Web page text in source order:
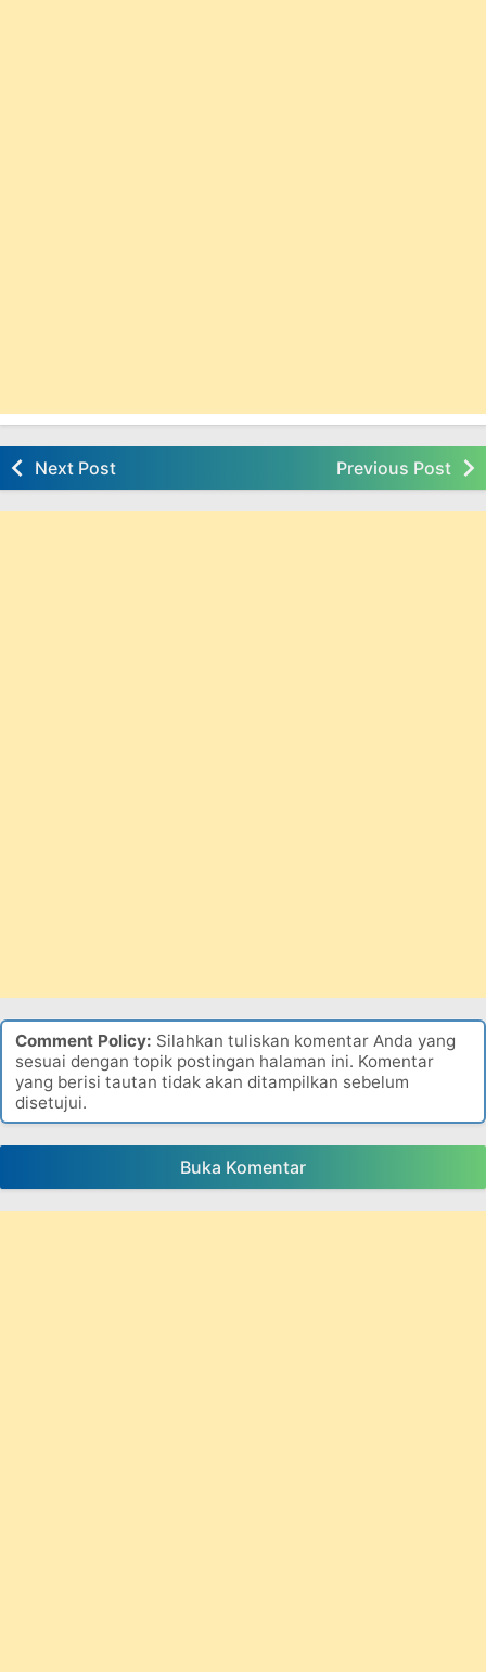
Next Post Previous Post
Comment Policy: Silahkan tuliskan komentar Anda yang
sesuai dengan topik postingan halaman ini. Komentar
yang berisi tautan tidak akan ditampilkan sebelum
disetujui.
Buka Komentar